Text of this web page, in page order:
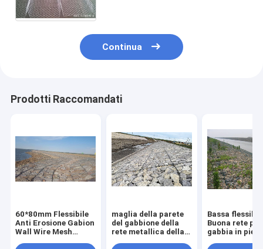
Continua
Prodotti Raccomandati
60*80mm Flessibile
Anti Erosione Gabion
Wall Wire Mesh
maglia della parete
del gabbione della
rete metallica della
Bassa
Buona rete per
gabbia in